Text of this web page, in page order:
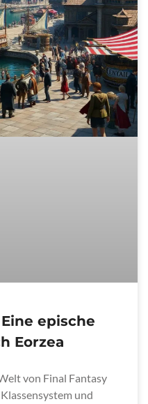
epische
Eorzea
von Final Fantasy
und